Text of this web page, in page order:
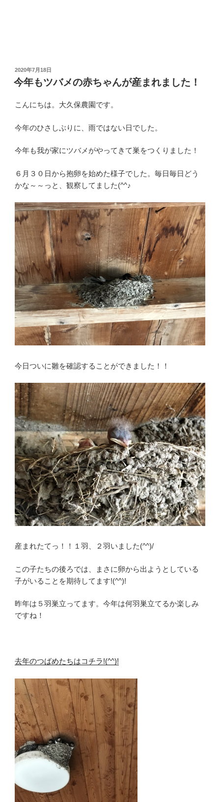
投
稿
日:
2020年7月18日
今年もツバメの赤ちゃんが産まれました！
こんにちは。大久保農園です。
今年のひさしぶりに、雨ではない日でした。
今年も我が家にツバメがやってきて巣をつくりました！
６月３０日から抱卵を始めた様子でした。毎日毎日どう
かな～～っと、観察してました(^^♪
今日ついに雛を確認することができました！！
産まれたてっ！！１羽、２羽いました(^^)/
この子たちの後ろでは、まさに卵から出ようとしている
子がいることを期待してます!(^^)!
昨年は５羽巣立ってます。今年は何羽巣立てるか楽しみ
ですね！
去年のつばめたちはコチラ!(^^)!